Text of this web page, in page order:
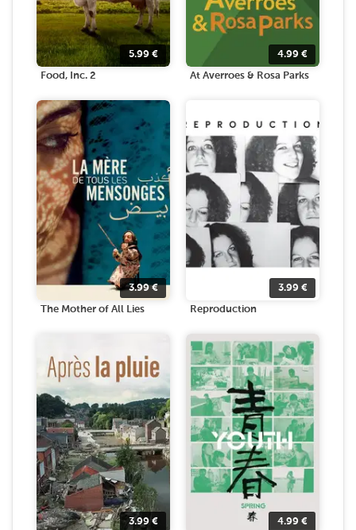
5.99 €
Food, Inc. 2
4.99 €
At Averroes & Rosa Parks
3.99€
The Mother of All Lies
3.99 €
Reproduction
3.99 € 4.99 €